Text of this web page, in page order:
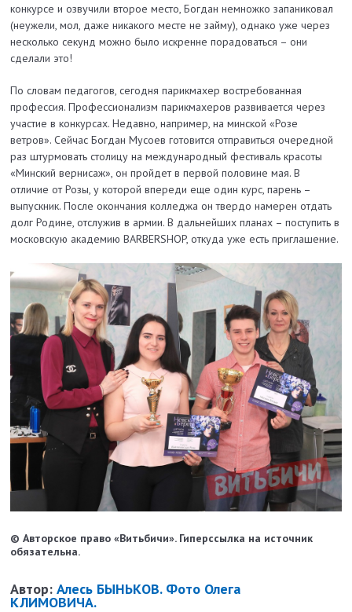
конкурсе и озвучили второе место, Богдан немножко запаниковал
(неужели, мол, даже никакого месте не займу), однако уже через
несколько секунд можно было искренне порадоваться – они
сделали это!
По словам педагогов, сегодня парикмахер востребованная
профессия. Профессионализм парикмахеров развивается через
участие в конкурсах. Недавно, например, на минской «Розе
ветров». Сейчас Богдан Мусоев готовится отправиться очередной
раз штурмовать столицу на международный фестиваль красоты
«Минский вернисаж», он пройдет в первой половине мая. В
отличие от Розы, у которой впереди еще один курс, парень –
выпускник. После окончания колледжа он твердо намерен отдать
долг Родине, отслужив в армии. В дальнейших планах – поступить в
московскую академию BARBERSHOP, откуда уже есть приглашение.
© Авторское право «Витьбичи». Гиперссылка на источник
обязательна.
Автор:Алесь БЫНЬКОВ. Фото Олега
КЛИМОВИЧА.